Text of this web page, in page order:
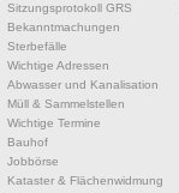
Sitzungsprotokoll GRS
Bekanntmachungen
Sterbefälle
Wichtige Adressen
Abwasser und Kanalisation
Müll & Sammelstellen
Wichtige Termine
Bauhof
Jobbörse
Kataster & Flächenwidmung